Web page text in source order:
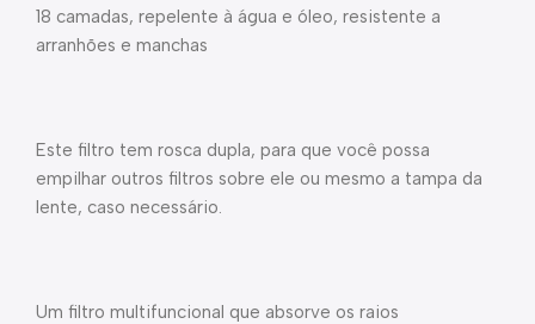
18 camadas, repelente à água e óleo, resistente a
arranhões e manchas
Este filtro tem rosca dupla, para que você possa
empilhar outros filtros sobre ele ou mesmo a tampa da
lente, caso necessário.
Um filtro multifuncional que absorve os raios